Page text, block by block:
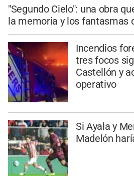
"Segundo Cielo": una obra
la memoria y los fantasmas
Incendios
tres focos
Castellón y
operativo
Si Ayala y
Madelón